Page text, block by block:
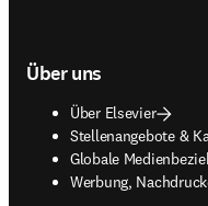
Über uns
Über Elsevier
Stellenangebote &
Globale
Werbung,
opens in new tab/